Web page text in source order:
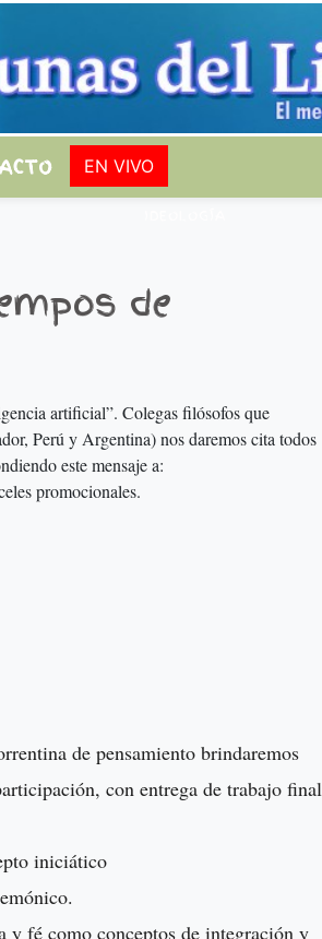
EN VIVO
de
artificial”. Colegas filósofos que
Perú y Argentina) nos daremos cita todos
este mensaje a:
promocionales.
de pensamiento brindaremos
con entrega de trabajo final
iniciático
y fé como conceptos de integración y